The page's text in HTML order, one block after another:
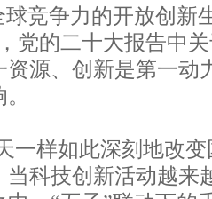
球竞争力的开放创新
党的二十大报告中
资源、创新是第一动
一样如此深刻地改
当科技创新活动越来